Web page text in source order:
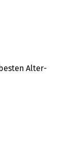
Alter­